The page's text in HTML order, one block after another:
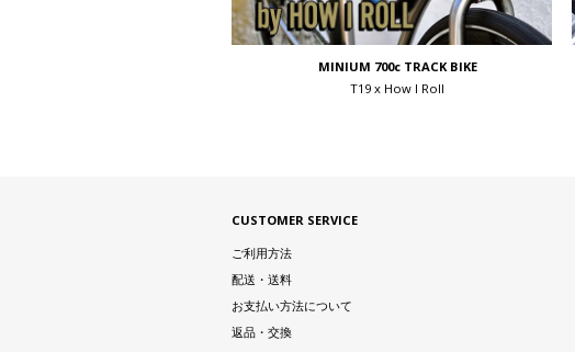
MINIUM 700c TRACK BIKE
T19 x How I Roll
CUSTOMER SERVICE
ご利用方法
配送・送料
お支払い方法について
返品・交換